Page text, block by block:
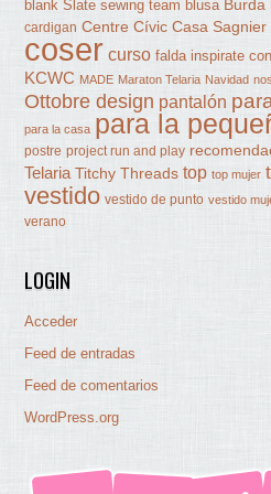
blank Slate sewing team blusa Burda
cardigan Centre Cívic Casa Sagnier
coser curso falda inspirate
KCWC MADE Maraton Telaria Navidad
Ottobre design pantalón
para la casa para la
postre project run and play
Telaria Titchy Threads top top mujer
vestido vestido de punto vestido
verano
LOGIN
Acceder
Feed de entradas
Feed de comentarios
WordPress.org